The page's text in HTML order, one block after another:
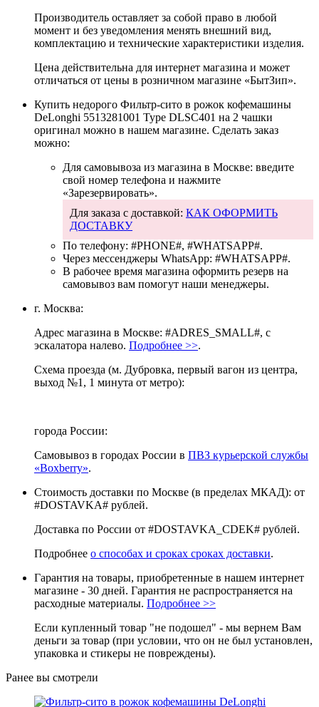
Производитель оставляет за собой право в любой
момент и без уведомления менять внешний вид,
комплектацию и технические характеристики изделия.
Цена действительна для интернет магазина и может
отличаться от цены в розничном магазине «БытЗип».
Купить недорого Фильтр-сито в рожок кофемашины
DeLonghi 5513281001 Type DLSC401 на 2 чашки
оригинал можно в нашем магазине. Сделать заказ
можно:
Для самовывоза из магазина в Москве: введите
свой номер телефона и нажмите
«Зарезервировать».
Для заказа с доставкой: КАК ОФОРМИТЬ
ДОСТАВКУ
По телефону: #PHONE#, #WHATSAPP#.
Через мессенджеры WhatsApp: #WHATSAPP#.
В рабочее время магазина оформить резерв на
самовывоз вам помогут наши менеджеры.
г. Москва:
Адрес магазина в Москве: #ADRES_SMALL#, с
эскалатора налево. Подробнее >>.
Схема проезда (м. Дубровка, первый вагон из центра,
выход №1, 1 минута от метро):
города России:
Самовывоз в городах России в ПВЗ курьерской службы
«Boxberry».
Стоимость доставки по Москве (в пределах МКАД): от
#DOSTAVKA# рублей.
Доставка по России от #DOSTAVKA_CDEK# рублей.
Подробнее о способах и сроках сроках доставки.
Гарантия на товары, приобретенные в нашем интернет
магазине - 30 дней. Гарантия не распространяется на
расходные материалы. Подробнее >>
Если купленный товар "не подошел" - мы вернем Вам
деньги за товар (при условии, что он не был установлен,
упаковка и стикеры не повреждены).
Ранее вы смотрели